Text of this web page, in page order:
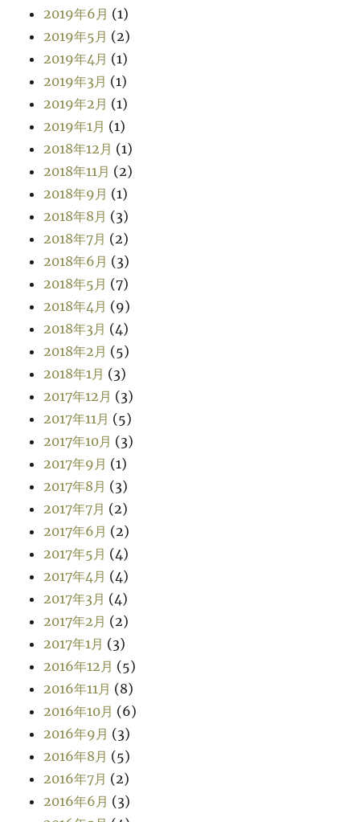
2019年6月 (1)
2019年5月 (2)
2019年4月 (1)
2019年3月 (1)
2019年2月 (1)
2019年1月 (1)
2018年12月 (1)
2018年11月 (2)
2018年9月 (1)
2018年8月 (3)
2018年7月 (2)
2018年6月 (3)
2018年5月 (7)
2018年4月 (9)
2018年3月 (4)
2018年2月 (5)
2018年1月 (3)
2017年12月 (3)
2017年11月 (5)
2017年10月 (3)
2017年9月 (1)
2017年8月 (3)
2017年7月 (2)
2017年6月 (2)
2017年5月 (4)
2017年4月 (4)
2017年3月 (4)
2017年2月 (2)
2017年1月 (3)
2016年12月 (5)
2016年11月 (8)
2016年10月 (6)
2016年9月 (3)
2016年8月 (5)
2016年7月 (2)
2016年6月 (3)